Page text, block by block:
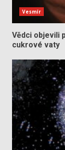
Vesmír
Vědci objevili
cukrové vaty